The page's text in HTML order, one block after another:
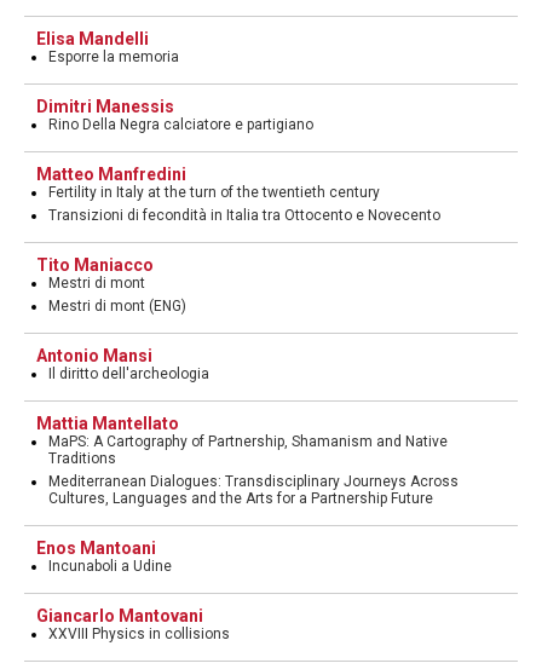
Elisa Mandelli
Esporre la memoria
Dimitri Manessis
Rino Della Negra calciatore e partigiano
Matteo Manfredini
Fertility in Italy at the turn of the twentieth century
Transizioni di fecondità in Italia tra Ottocento e Novecento
Tito Maniacco
Mestri di mont
Mestri di mont (ENG)
Antonio Mansi
Il diritto dell'archeologia
Mattia Mantellato
MaPS: A Cartography of Partnership, Shamanism and Native
Traditions
Mediterranean Dialogues: Transdisciplinary Journeys Across
Cultures, Languages and the Arts for a Partnership Future
Enos Mantoani
Incunaboli a Udine
Giancarlo Mantovani
XXVIII Physics in collisions